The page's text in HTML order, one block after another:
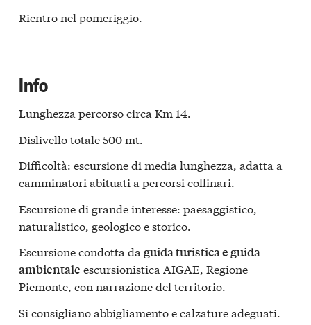
Rientro nel pomeriggio.
Info
Lunghezza percorso circa Km 14.
Dislivello totale 500 mt.
Difficoltà: escursione di media lunghezza, adatta a
camminatori abituati a percorsi collinari.
Escursione di grande interesse: paesaggistico,
naturalistico, geologico e storico.
Escursione condotta da guida turistica e guida
ambientale escursionistica AIGAE, Regione
Piemonte, con narrazione del territorio.
Si consigliano abbigliamento e calzature adeguati.